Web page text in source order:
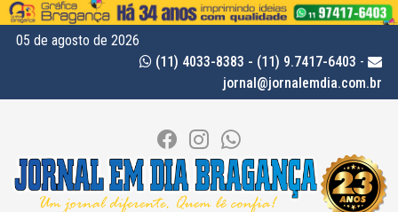
05 de agosto de 2026
(11) 4033-8383 - (11) 9.7417-6403 -
jornal@jornalemdia.com.br